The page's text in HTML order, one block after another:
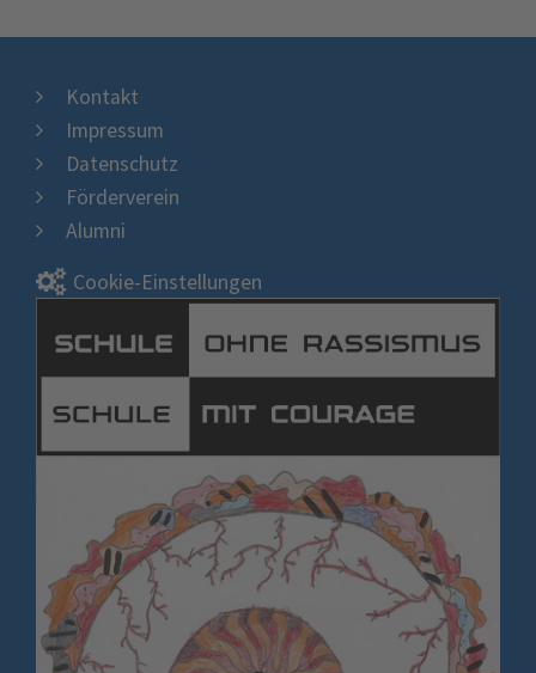
Kontakt
Impressum
Datenschutz
Förderverein
Alumni
Cookie-Einstellungen